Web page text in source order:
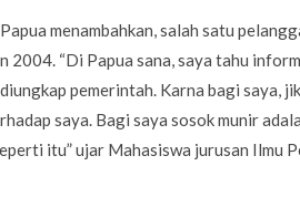
menambahkan, salah satu
“Di Papua sana, saya tahu
pemerintah. Karna bagi saya,
saya. Bagi saya sosok munir
itu” ujar Mahasiswa jurusan Ilmu